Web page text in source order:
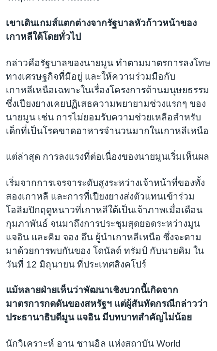
เขาเดินเกมส์แตกต่างจากรัฐบาลหัวก้าวหน้าของ
เกาหลีใต้โดยทั่วไป
กล่าวคือรัฐบาลของนายมูน ทำตามมาตรการลงโทษ
ทางเศรษฐกิจที่มีอยู่ และให้ความร่วมมือกับ
เกาหลีเหนือเฉพาะในเรื่องโครงการด้านมนุษยธรรม
ซึ่งเปียงยางเคยปฏิเสธความพยายามช่วงแรกๆ ของ
นายมูน เช่น การไม่ยอมรับความช่วยเหลือสำหรับ
เด็กที่เป็นโรคขาดอาหารจำนวนมากในเกาหลีเหนือ
แต่ล่าสุด การลงแรงที่ต่อเนื่องของนายมูนเริ่มเห็นผล
เริ่มจากการเจรจาระดับสูงระหว่างเจ้าหน้าที่ของทั้ง
สองเกาหลี และการที่เปียงยางส่งตัวแทนเข้าร่วม
โอลิมปิกฤดูหนาวที่เกาหลีใต้เป็นเจ้าภาพเมื่อเดือน
กุมภาพันธ์ จนมาถึงการประชุมสุดยอดระหว่างมูน
แจอิน และคิม จอง อึน ผู้นำเกาหลีเหนือ ซึ่งจะตาม
มาด้วยการพบกันของ โดนัลด์ ทรัมป์ กับนายคิม ใน
วันที่ 12 มิถุนายน ที่ประเทศสิงคโปร์
แม้หลายฝ่ายเห็นว่าพัฒนาเชิงบวกนี้เกิดจาก
มาตรการกดดันของสหรัฐฯ แต่ผู้สันทัดกรณีกล่าวว่า
ประธานาธิบดีมูน แจอิน มีบทบาทสำคัญไม่น้อย
นักวิเคราะห์ อาน ชานอิล แห่งสถาบัน World